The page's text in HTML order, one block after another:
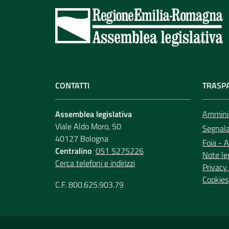
CONTATTI
Assemblea legislativa
Viale Aldo Moro, 50
40127 Bologna
Centralino 051 5275226
Cerca telefoni e indirizzi
C.F. 800.625.903.79
Foia -
Note
Cookies